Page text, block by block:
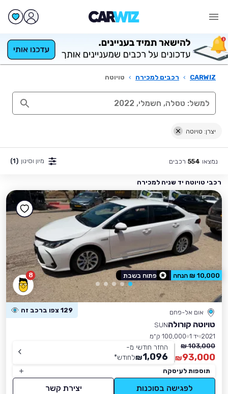
CARWIZ
› רכבים למכירה › טויוטה
יצרן: טויוטה
נמצאו 554 רכבים מיון וסינון (1)
רכבי טויוטה יד שניה למכירה
8
אום אל-פחם 129 צפו ברכב זה
טויוטה קורולהSUN
2021 יד 1
100,000 ק״מ
103,000 ₪
93,000
₪
החזר חודשי מ-
1,096
₪לחודש*
תוספות לעיסקה
לפגישה בסוכנות יצירת קשר
10,000 ₪ הנחה פתוח בשבת